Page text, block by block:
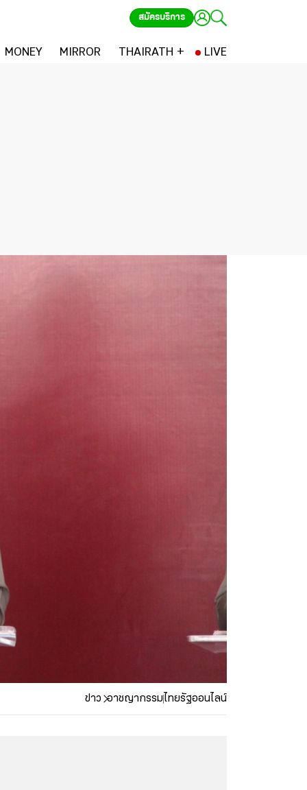
สมัครบริการ
MONEY MIRROR THAIRATH + LIVE
ข่าว อาชญากรรมไทยรัฐออนไลน์